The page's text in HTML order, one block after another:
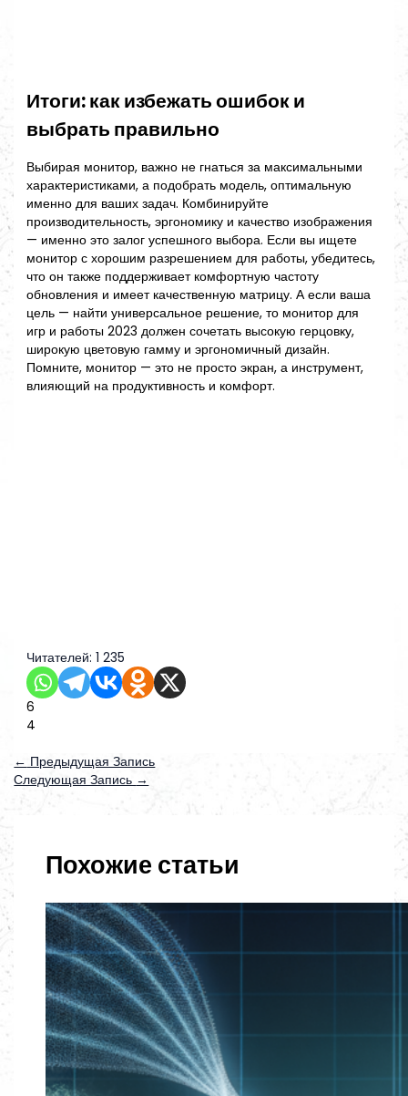
Итоги: как избежать ошибок и
выбрать правильно
Выбирая монитор, важно не гнаться за максимальными
характеристиками, а подобрать модель, оптимальную
именно для ваших задач. Комбинируйте
производительность, эргономику и качество изображения
— именно это залог успешного выбора. Если вы ищете
монитор с хорошим разрешением для работы, убедитесь,
что он также поддерживает комфортную частоту
обновления и имеет качественную матрицу. А если ваша
цель — найти универсальное решение, то монитор для
игр и работы 2023 должен сочетать высокую герцовку,
широкую цветовую гамму и эргономичный дизайн.
Помните, монитор — это не просто экран, а инструмент,
влияющий на продуктивность и комфорт.
Читателей: 1 235
6
4
← Предыдущая Запись
Следующая Запись →
Похожие статьи